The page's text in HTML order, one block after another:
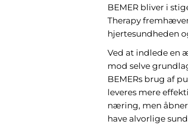
BEMER bliver i
Therapy
hjertesundheden
Ved at indlede en
mod selve
BEMERs brug af
leveres mere
næring, men
have alvorlige